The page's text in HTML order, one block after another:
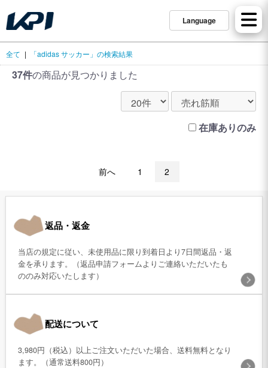
Language
全て | 「adidas サッカー」の検索結果
37件の商品が見つかりました
在庫ありのみ
前へ 1 2
返品・返金
当店の規定に従い、未使用品に限り到着日より7日間返品・返
金を承ります。（返品申請フォームよりご連絡いただいたも
ののみ対応いたします）
配送について
3,980円（税込）以上ご注文いただいた場合、送料無料となり
ます。（通常送料800円）